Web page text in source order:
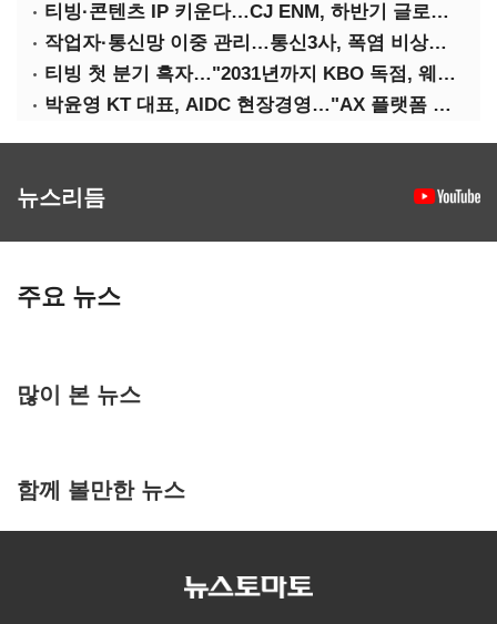
티빙·콘텐츠 IP 키운다…CJ ENM, 하반기 글로벌 확장 가속
작업자·통신망 이중 관리…통신3사, 폭염 비상대응 돌입
티빙 첫 분기 흑자…"2031년까지 KBO 독점, 웨이브 합병도 속도"
박윤영 KT 대표, AIDC 현장경영…"AX 플랫폼 핵심 인프라로 키운다"
뉴스리듬
주요 뉴스
많이 본 뉴스
함께 볼만한 뉴스